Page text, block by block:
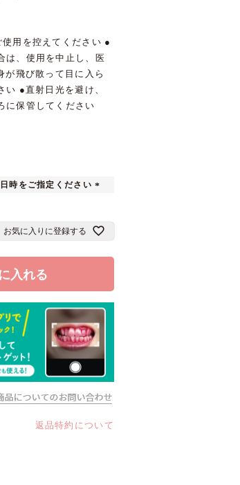
用を控えてください ●
は、使用を中止し、医
が飛び散って目に入ら
い ●直射日光を避け、
に保管してください
時をご指定ください
)
お気に入りに登録する
入れる
返品特約について